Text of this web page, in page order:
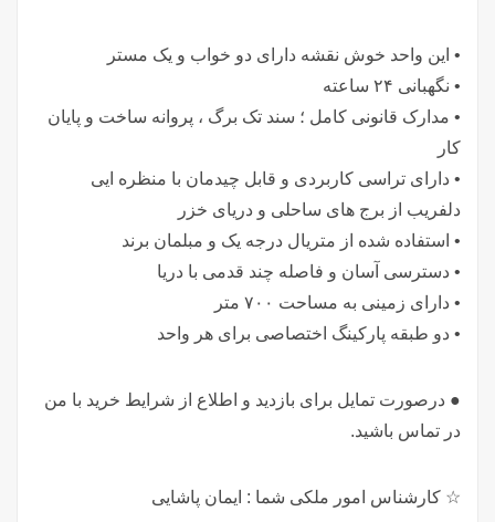
• این واحد خوش نقشه دارای دو خواب و یک مستر
• نگهبانی ۲۴ ساعته
• مدارک قانونی کامل ؛ سند تک برگ ، پروانه ساخت و پایان
کار
• دارای تراسی کاربردی و قابل چیدمان با منظره ایی
دلفریب از برج های ساحلی و دریای خزر
• استفاده شده از متریال درجه یک و مبلمان برند
• دسترسی آسان و فاصله چند قدمی با دریا
• دارای زمینی به مساحت ۷۰۰ متر
• دو طبقه پارکینگ اختصاصی برای هر واحد
● درصورت تمایل برای بازدید و اطلاع از شرایط خرید با من
در تماس باشید.
☆ کارشناس امور ملکی شما : ایمان پاشایی